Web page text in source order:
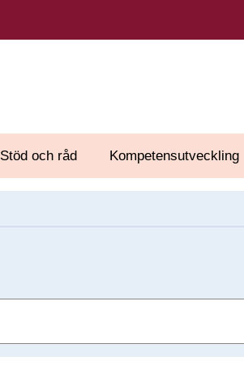
Stöd och råd Kompetensutveckling